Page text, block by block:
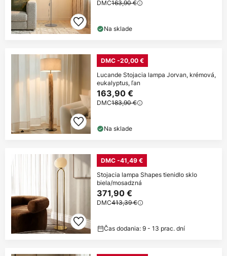
DMC163,90 €
Na sklade
DMC -20,00 €
Lucande Stojacia lampa Jorvan, krémová,
eukalyptus, ľan
163,90 €
DMC183,90 €
Na sklade
DMC -41,49 €
Stojacia lampa Shapes tienidlo sklo
biela/mosadzná
371,90 €
DMC413,39 €
Čas dodania: 9 - 13 prac. dní